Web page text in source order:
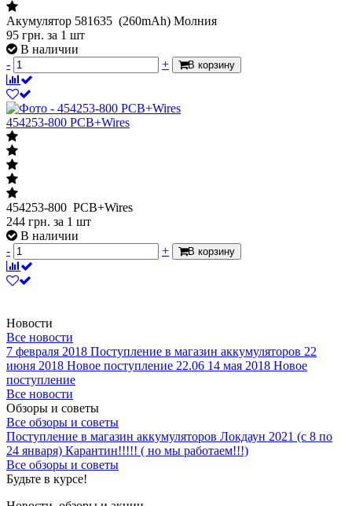
-
+ В корзину
454253-800 PCB+Wires
454253-800 PCB+Wires
244
-
Новости
июня 2018
поступление
Все новости
Обзоры и советы
Все обзоры и советы
Поступление в магазин аккумуляторов
24 января) Карантин!!!!! ( но мы работаем!!!)
Все обзоры и советы
Будьте в курсе!
Новости, обзоры и акции